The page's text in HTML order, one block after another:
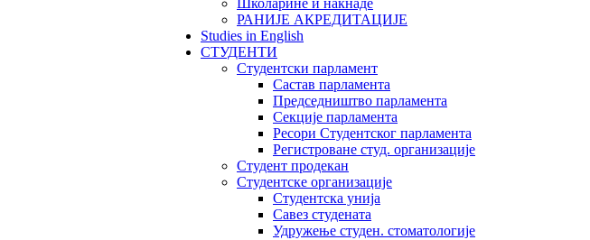
Школарине и накнаде
РАНИЈЕ АКРЕДИТАЦИЈЕ
Studies in English
СТУДЕНТИ
Студентски парламент
Састав парламента
Председништво парламента
Секције парламента
Ресори Студентског парламента
Регистроване студ. организације
Студент продекан
Студентске организације
Студентска унија
Савез студената
Удружење студен. стоматологије